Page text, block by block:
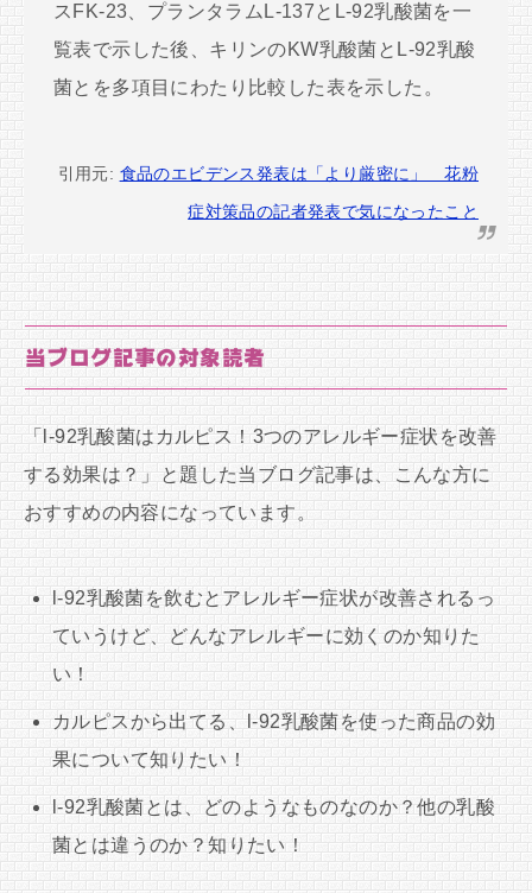
スFK-23、プランタラムL-137とL-92乳酸菌を一
覧表で示した後、キリンのKW乳酸菌とL-92乳酸
菌とを多項目にわたり比較した表を示した。
引用元: 食品のエビデンス発表は「より厳密に」 花粉
症対策品の記者発表で気になったこと
当ブログ記事の対象読者
「l-92乳酸菌はカルピス！3つのアレルギー症状を改善
する効果は？」と題した当ブログ記事は、こんな方に
おすすめの内容になっています。
l-92乳酸菌を飲むとアレルギー症状が改善されるっ
ていうけど、どんなアレルギーに効くのか知りた
い！
カルピスから出てる、l-92乳酸菌を使った商品の効
果について知りたい！
l-92乳酸菌とは、どのようなものなのか？他の乳酸
菌とは違うのか？知りたい！